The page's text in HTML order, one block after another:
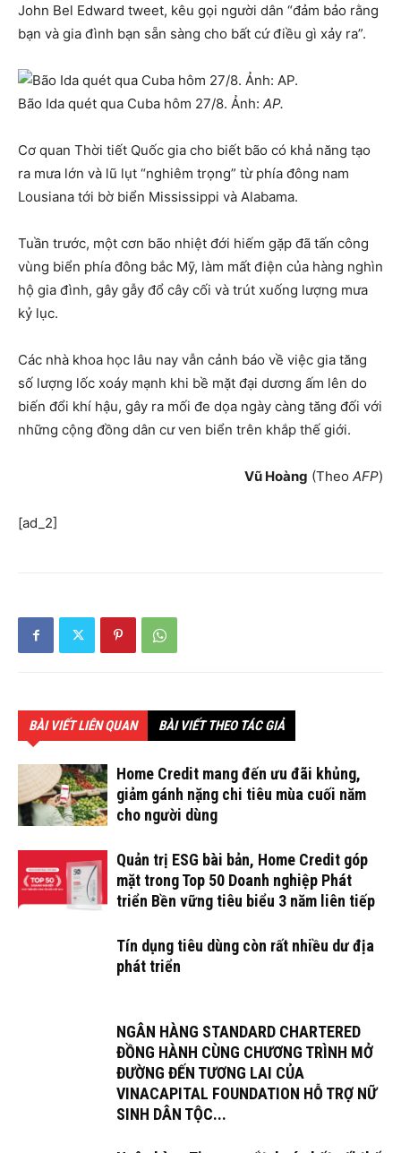
John Bel Edward tweet, kêu gọi người dân “đảm bảo rằng
bạn và gia đình bạn sẵn sàng cho bất cứ điều gì xảy ra”.
Bão Ida quét qua Cuba hôm 27/8. Ảnh: AP.
Cơ quan Thời tiết Quốc gia cho biết bão có khả năng tạo
ra mưa lớn và lũ lụt “nghiêm trọng” từ phía đông nam
Lousiana tới bờ biển Mississippi và Alabama.
Tuần trước, một cơn bão nhiệt đới hiếm gặp đã tấn công
vùng biển phía đông bắc Mỹ, làm mất điện của hàng nghìn
hộ gia đình, gây gẫy đổ cây cối và trút xuống lượng mưa
kỷ lục.
Các nhà khoa học lâu nay vẫn cảnh báo về việc gia tăng
số lượng lốc xoáy mạnh khi bề mặt đại dương ấm lên do
biến đổi khí hậu, gây ra mối đe dọa ngày càng tăng đối với
những cộng đồng dân cư ven biển trên khắp thế giới.
Vũ Hoàng (Theo AFP)
[ad_2]
BÀI VIẾT LIÊN QUAN BÀI VIẾT THEO TÁC GIẢ
Home Credit mang đến ưu đãi khủng,
giảm gánh nặng chi tiêu mùa cuối năm
cho người dùng
Quản trị ESG bài bản, Home Credit góp
mặt trong Top 50 Doanh nghiệp Phát
triển Bền vững tiêu biểu 3 năm liên tiếp
Tín dụng tiêu dùng còn rất nhiều dư địa
phát triển
NGÂN HÀNG STANDARD CHARTERED
ĐỒNG HÀNH CÙNG CHƯƠNG TRÌNH MỞ
ĐƯỜNG ĐẾN TƯƠNG LAI CỦA
VINACAPITAL FOUNDATION HỖ TRỢ NỮ
SINH DÂN TỘC...